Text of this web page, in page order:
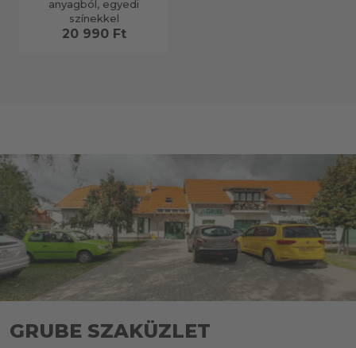
anyagból, egyedi
színekkel
20 990 Ft
GRUBE SZAKÜZLET